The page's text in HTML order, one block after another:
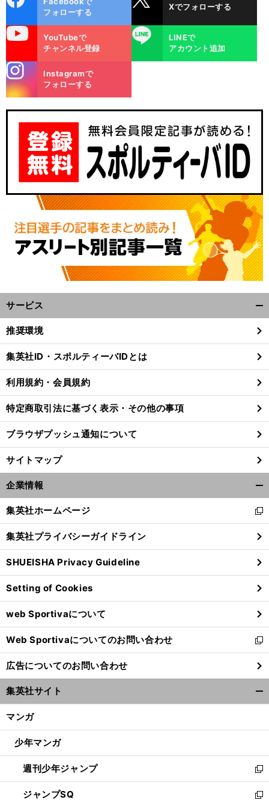
ok
フォローする
Xでフォローする
YouTubeで
チャンネル登録
LINE
LINEで
アカウント追加
m
Instagramで
フォローする
サービス
閉
る
推奨環境
集英社ID・スポルティーバIDとは
利用規約・会員規約
特定商取引法に基づく表示・その他の事項
ブラウザプッシュ通知について
サイトマップ
企業情報
閉
る
集英社ホームページ
新
し
い
ウ
ィ
ン
ド
ウ
で
開
く
集英社プライバシーガイドライン
SHUEISHA Privacy Guideline
Setting of Cookies
web Sportivaについて
Web Sportivaについてのお問い合わせ
新
し
い
ウ
ィ
ン
ウ
開
く
広告についてのお問い合わせ
集英社サイト
マンガ
少年マンガ
週刊少年ジャンプ
新
し
い
ジャンプSQ
新